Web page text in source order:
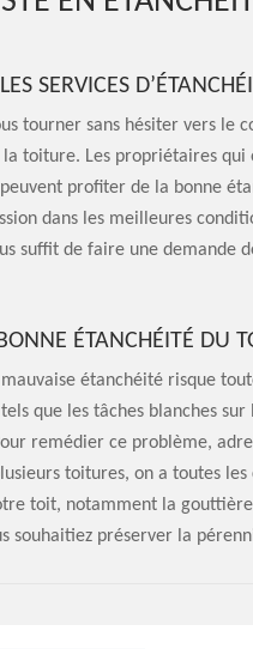
SERVICES
tourner sans hésiter vers le
la toiture. Les propriétaires
profiter de la bonne
dans les meilleures
suffit de faire une demande
ÉTANCHÉITÉ DU
étanchéité risque
que les tâches blanches
remédier ce problème,
toitures, on a toutes
toit, notamment la
souhaitiez préserver la